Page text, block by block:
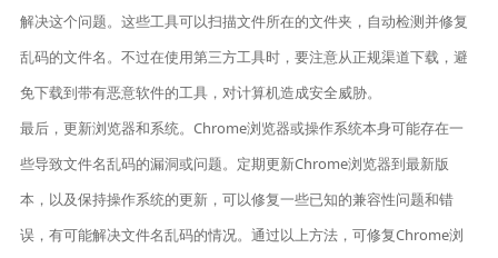
解决这个问题。这些工具可以扫描文件所在的文件夹，自动检测并修复
乱码的文件名。不过在使用第三方工具时，要注意从正规渠道下载，避
免下载到带有恶意软件的工具，对计算机造成安全威胁。
最后，更新浏览器和系统。Chrome浏览器或操作系统本身可能存在一
些导致文件名乱码的漏洞或问题。定期更新Chrome浏览器到最新版
本，以及保持操作系统的更新，可以修复一些已知的兼容性问题和错
误，有可能解决文件名乱码的情况。通过以上方法，可修复Chrome浏